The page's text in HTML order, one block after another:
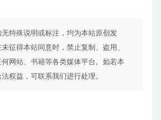
特殊说明或标注，均为本站原创发
征得本站同意时，禁止复制、盗用、
网站、书籍等各类媒体平台。如若本
权益，可联系我们进行处理。